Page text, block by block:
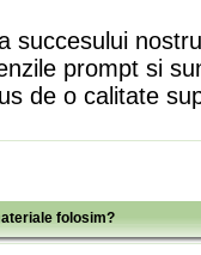
succesului
prompt si
de o calitate
folosim?